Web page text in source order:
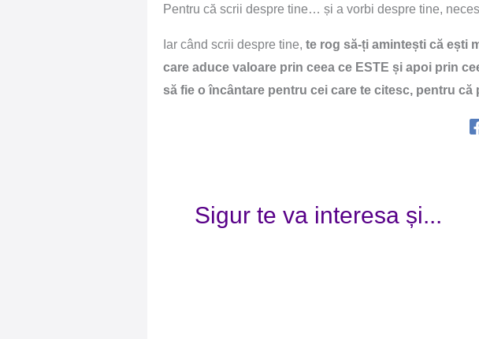
Pentru că scrii despre tine… și a vorbi despre tine,
Iar când scrii despre tine, te rog să-ți amintești că ești
care aduce valoare prin ceea ce ESTE și apoi prin
să fie o încântare pentru cei care te citesc, pentru
Sigur te va interesa și...